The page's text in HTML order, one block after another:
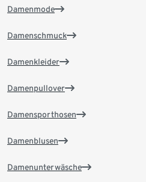
Damenmode
Damenschmuck
Damenkleider
Damenpullover
Damensporthosen
Damenblusen
Damenunterwäsche